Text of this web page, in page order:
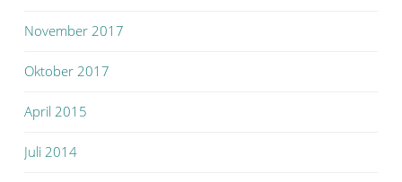
November 2017
Oktober 2017
April 2015
Juli 2014